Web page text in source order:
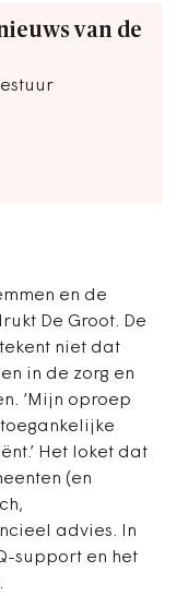
van de
en de
De Groot. De
niet dat
in de zorg en
‘Mijn oproep
Het loket dat
(en
advies. In
support en het